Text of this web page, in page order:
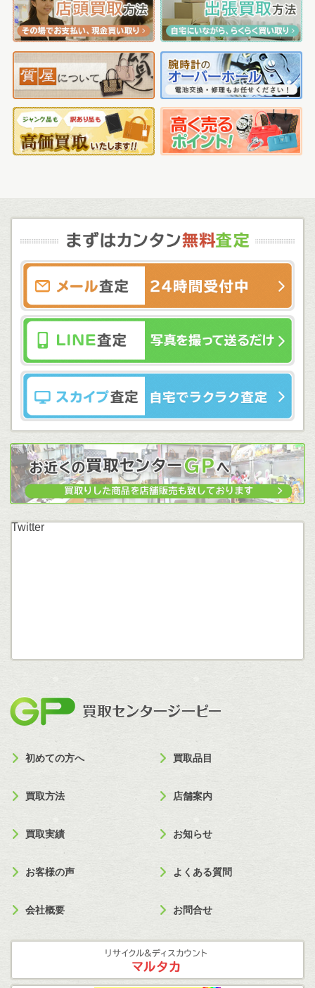
Twitter
初めての方へ 買取品目
買取方法 店舗案内
買取実績 お知らせ
お客様の声 よくある質問
会社概要 お問合せ